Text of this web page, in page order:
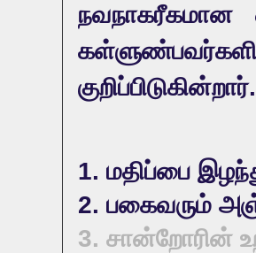
நவநாகரீகமான
குறிப்பிடுகின்றார்.
1. மதிப்பை
2. பகைவரும்
3. சான்றோரின்